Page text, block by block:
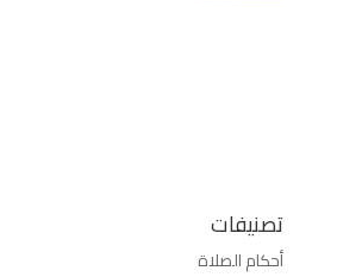
تصنيفات
أحكام الصلاة